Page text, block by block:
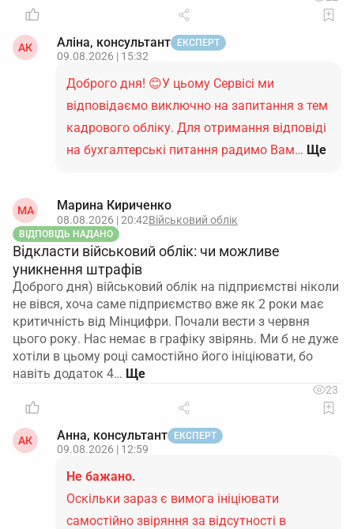
АК Аліна, консультант ЕКСПЕРТ
09.08.2026 | 15:32
Доброго дня! 😊У цьому Сервісі ми
відповідаємо виключно на запитання з тем
кадрового обліку. Для отримання відповіді
на бухгалтерські питання радимо Вам… Ще
МА Марина Кириченко
08.08.2026 | 20:42Військовий облік
ВІДПОВІДЬ НАДАНО
Відкласти військовий облік: чи можливе
уникнення штрафів
Доброго дня) військовий облік на підприємстві ніколи
не вівся, хоча саме підприємство вже як 2 роки має
критичність від Мінцифри. Почали вести з червня
цього року. Нас немає в графіку звірянь. Ми б не дуже
хотіли в цьому році самостійно його ініціювати, бо
навіть додаток 4…
23
АК Анна, консультант ЕКСПЕРТ
09.08.2026 | 12:59
Не бажано.
Оскільки зараз є вимога ініціювати
самостійно звіряння за відсутності в